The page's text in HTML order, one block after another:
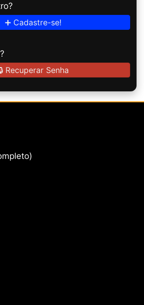
➕ Cadastre-se!
Recuperar Senha